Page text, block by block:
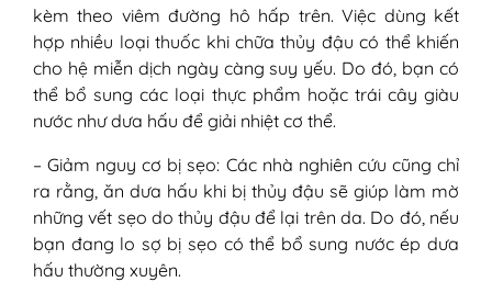
kèm theo viêm đường hô hấp trên. Việc dùng kết
hợp nhiều loại thuốc khi chữa thủy đậu có thể khiến
cho hệ miễn dịch ngày càng suy yếu. Do đó, bạn có
thể bổ sung các loại thực phẩm hoặc trái cây giàu
nước như dưa hấu để giải nhiệt cơ thể.
– Giảm nguy cơ bị sẹo: Các nhà nghiên cứu cũng chỉ
ra rằng, ăn dưa hấu khi bị thủy đậu sẽ giúp làm mờ
những vết sẹo do thủy đậu để lại trên da. Do đó, nếu
bạn đang lo sợ bị sẹo có thể bổ sung nước ép dưa
hấu thường xuyên.